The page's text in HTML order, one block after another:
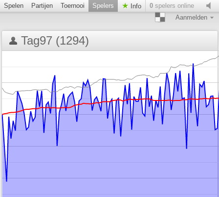
Spelen Partijen Toernooi Spelers Info 0 spelers online
Aanmelden
Tag97 (1294)